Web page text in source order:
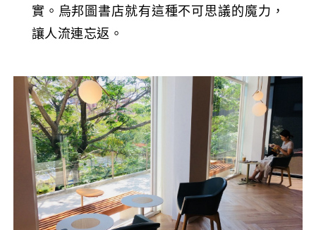
實。烏邦圖書店就有這種不可思議的魔力，
讓人流連忘返。